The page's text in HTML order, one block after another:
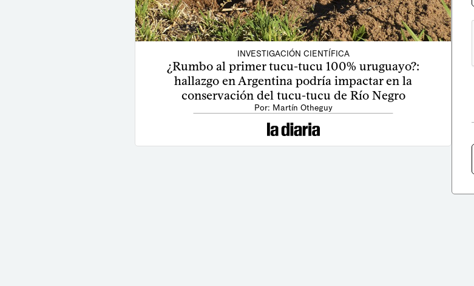
INVESTIGACIÓN CIENTÍFICA
¿Rumbo al primer tucu-tucu 100% uruguayo?:
hallazgo en Argentina podría impactar en la
conservación del tucu-tucu de Río Negro
Por: Martín Otheguy